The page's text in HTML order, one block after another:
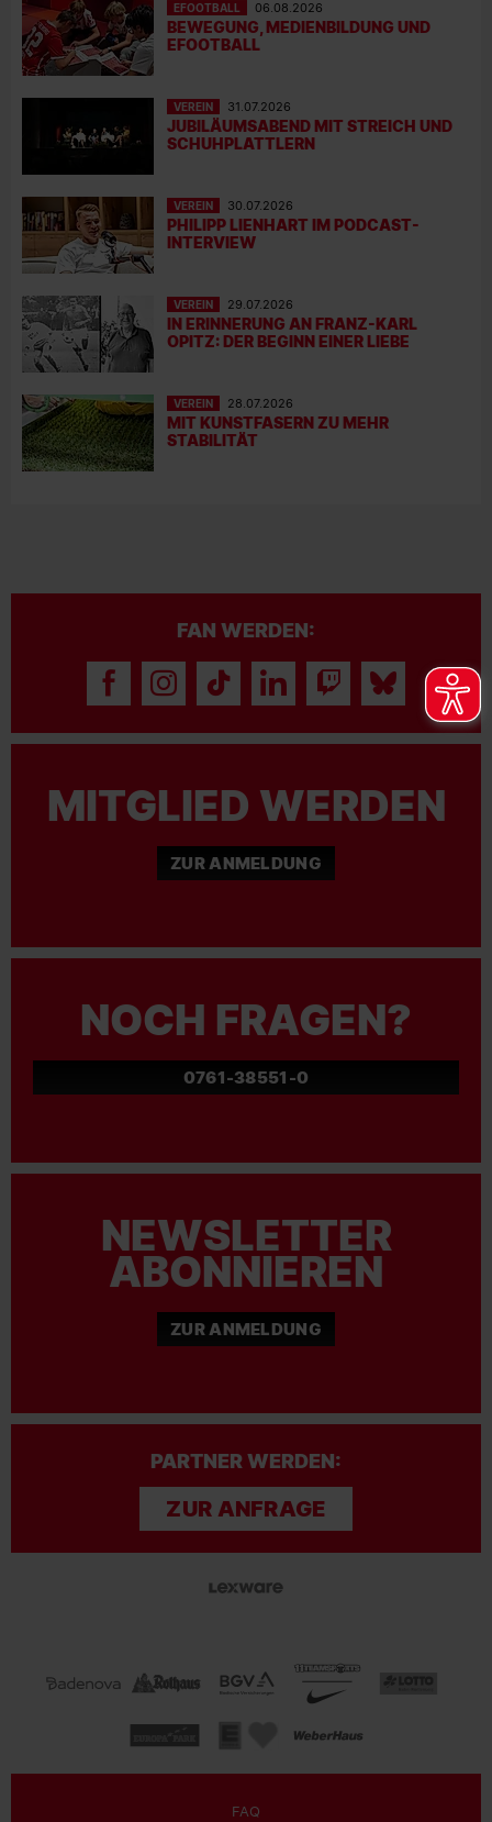
EFOOTBALL 06.08.2026
BEWEGUNG, MEDIENBILDUNG UND
EFOOTBALL
VEREIN 31.07.2026
JUBILÄUMSABEND MIT STREICH UND
SCHUHPLATTLERN
VEREIN 30.07.2026
PHILIPP LIENHART IM PODCAST-
INTERVIEW
VEREIN 29.07.2026
IN ERINNERUNG AN FRANZ-KARL
OPITZ: DER BEGINN EINER LIEBE
VEREIN 28.07.2026
MIT KUNSTFASERN ZU MEHR
STABILITÄT
FAN WERDEN:
MITGLIED WERDEN
ZUR ANMELDUNG
NOCH FRAGEN?
0761-38551-0
NEWSLETTER
ABONNIEREN
ZUR ANMELDUNG
PARTNER WERDEN:
ZUR ANFRAGE
FAQ